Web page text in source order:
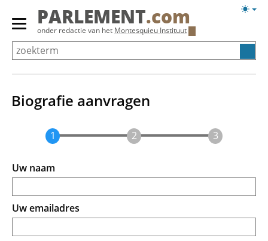
Overslaan
Primair
menu
tonen/verbergen
PARLEMENT.com
onder redactie van het Montesquieu Instituut
Biografie aanvragen
Uw naam
Uw emailadres